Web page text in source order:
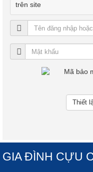
trên site
GIA ĐÌNH CỰU